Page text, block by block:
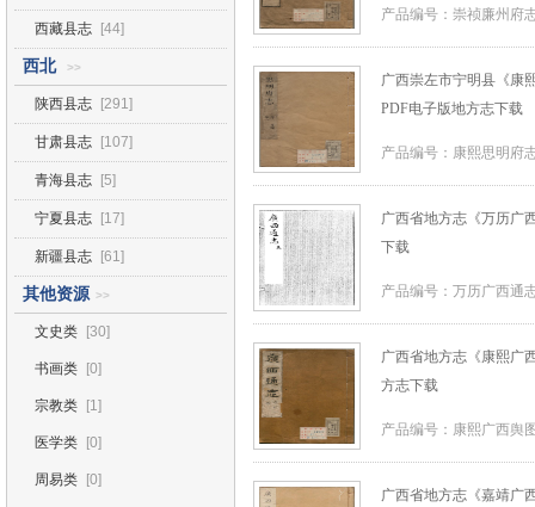
西藏县志 [44]
西北 >>
陕西县志 [291]
甘肃县志 [107]
青海县志 [5]
宁夏县志 [17]
新疆县志 [61]
其他资源 >>
文史类 [30]
书画类 [0]
宗教类 [1]
医学类 [0]
周易类 [0]
产品编号：崇祯廉州
广西崇左市宁明县《康
PDF电子版地方志下载
产品编号：康熙思明
广西省地方志《万历广
下载
产品编号：万历广西
广西省地方志《康熙广
方志下载
产品编号：康熙广西
广西省地方志《嘉靖广